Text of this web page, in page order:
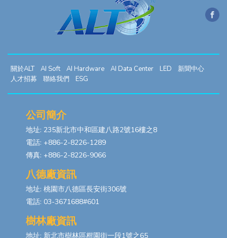
關於ALT AI Soft AI Hardware AI Data Center LED
新聞中心
人才招募
聯絡我們 ESG
公司簡介
地址: 235新北市中和區建八路2號16樓之8
電話: +886-2-8226-1289
傳真: +886-2-8226-9066
八德廠資訊
地址: 桃園市八德區長安街306號
電話: 03-3671688#601
樹林廠資訊
地址: 新北市樹林區柑園街一段1號之65